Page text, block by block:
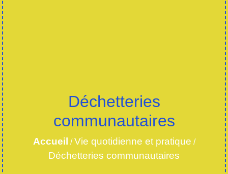
Déchetteries
communautaires
Accueil /Vie quotidienne et pratique /
Déchetteries communautaires